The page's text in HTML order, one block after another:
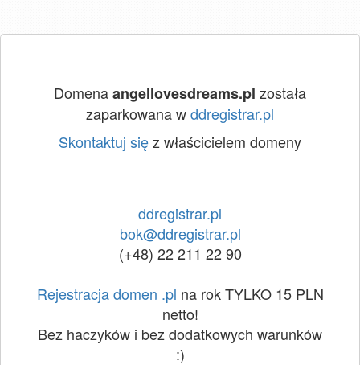
Domenaangellovesdreams.pl została
zaparkowana wddregistrar.pl
Skontaktuj sięz właścicielem domeny
ddregistrar.pl
bok@ddregistrar.pl
(+48) 22 211 22 90
Rejestracja domen .pl na rok TYLKO 15 PLN
netto!
Bez haczyków i bez dodatkowych warunków
:)